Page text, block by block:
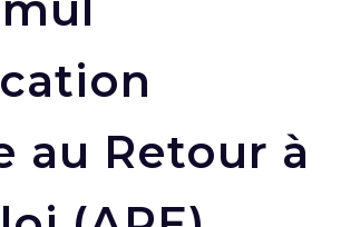
au Retour à